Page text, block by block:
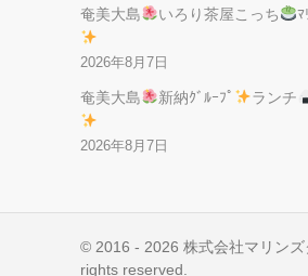
奄美大島 いろり茶屋こっち ﾏ
2026年8月7日
奄美大島 新納ｸﾞﾙｰﾌﾟ ランチ
2026年8月7日
© 2016 - 2026 株式会社マリンズ
rights reserved.